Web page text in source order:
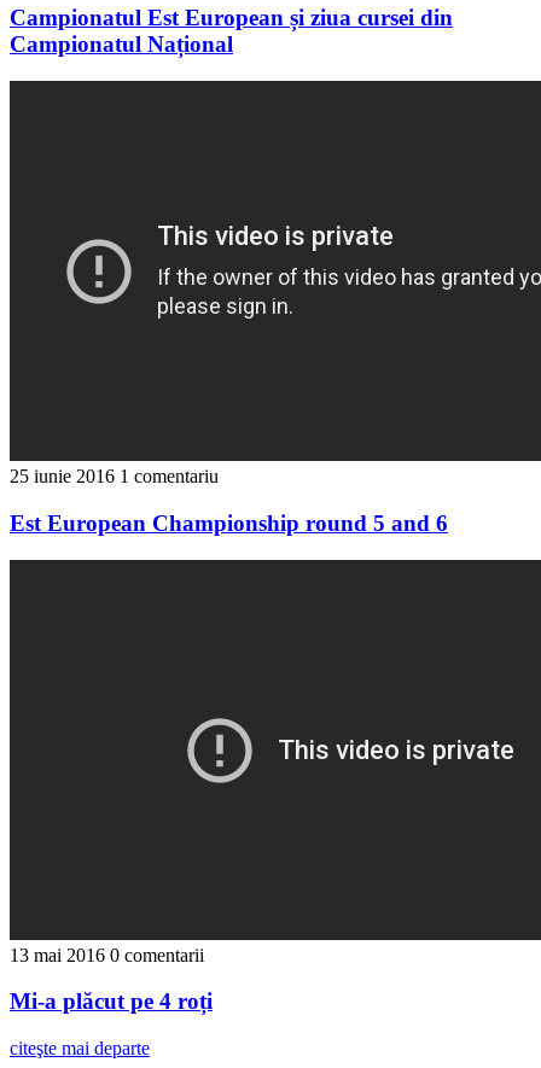
Campionatul Est European și ziua cursei din
Campionatul Național
25 iunie 2016 1 comentariu
Est European Championship round 5 and 6
13 mai 2016 0 comentarii
Mi-a plăcut pe 4 roți
citeşte mai departe